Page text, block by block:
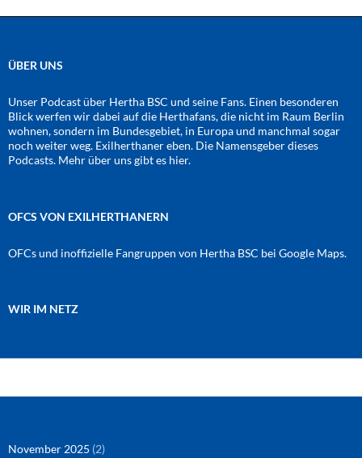
ÜBER UNS
Unser Podcast über Hertha BSC und seine Fans. Einen besonderen
Blick werfen wir dabei auf die Herthafans, die nicht im Raum Berlin
wohnen, sondern im Bundesgebiet, in Europa und manchmal sogar
noch weiter weg. Exilherthaner eben. Die Namensgeber dieses
Podcasts. Mehr über uns gibt es hier.
OFCS VON EXILHERTHANERN
OFCs und inoffizielle Fangruppen von Hertha BSC bei Google Maps.
WIR IM NETZ
November 2025 (2)